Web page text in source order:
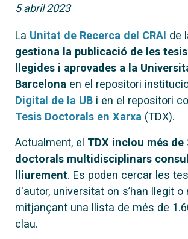
5 abril 2023
La Unitat de Recerca del CRAI de
gestiona la publicació de les
llegides i aprovades a la
Barcelona en el repositori
Digital de la UB i en el repositori
Tesis Doctorals en Xarxa (TDX).
Actualment, el TDX inclou més de
doctorals multidisciplinars
lliurement. Es poden cercar les
d'autor, universitat on s’han llegit o
mitjançant una llista de més de
clau.